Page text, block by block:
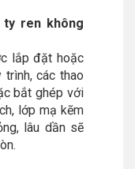
ren không
lắp đặt hoặc
các thao
bắt ghép với
lớp mạ kẽm
lâu dần sẽ